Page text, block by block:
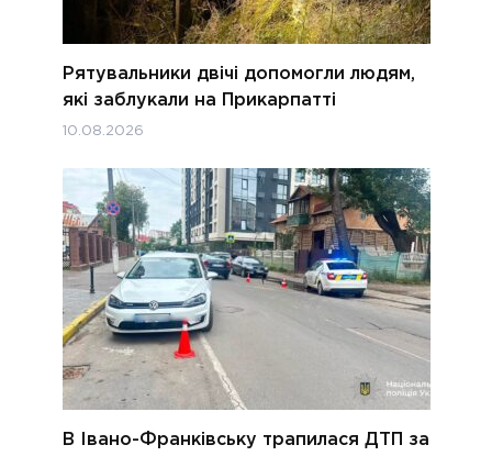
Рятувальники двічі допомогли людям,
які заблукали на Прикарпатті
10.08.2026
В Івано-Франківську трапилася ДТП за